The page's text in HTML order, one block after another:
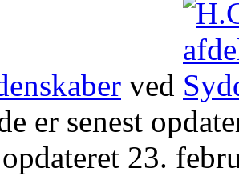
ved
er senest
23.